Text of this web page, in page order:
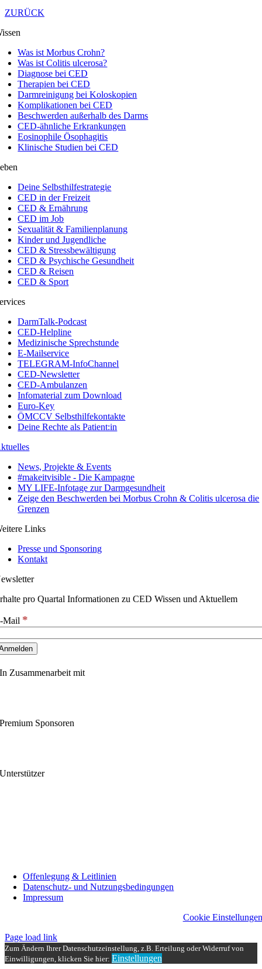
ZURÜCK
Was ist Morbus Crohn?
Was ist Colitis ulcerosa?
Diagnose bei CED
Therapien bei CED
Darmreinigung bei Koloskopien
Komplikationen bei CED
Beschwerden außerhalb des Darms
CED-ähnliche Erkrankungen
Eosinophile Ösophagitis
Klinische Studien bei CED
Deine Selbsthilfestrategie
CED in der Freizeit
CED & Ernährung
CED im Job
Sexualität & Familienplanung
Kinder und Jugendliche
CED & Stressbewältigung
CED & Psychische Gesundheit
CED & Reisen
CED & Sport
DarmTalk-Podcast
CED-Helpline
Medizinische Sprechstunde
E-Mailservice
TELEGRAM-InfoChannel
CED-Newsletter
CED-Ambulanzen
Infomaterial zum Download
Euro-Key
ÖMCCV Selbsthilfekontakte
Deine Rechte als Patient:in
News, Projekte & Events
#makeitvisible - Die Kampagne
MY LIFE-Infotage zur Darmgesundheit
Zeige den Beschwerden bei Morbus Crohn & Colitis ulcerosa die
Grenzen
Links
Presse und Sponsoring
Kontakt
pro Quartal Informationen zu CED Wissen und Aktuellem
Mail *
In Zusammenarbeit mit
Premium Sponsoren
Unterstützer
Offenlegung & Leitlinien
Datenschutz- und Nutzungsbedingungen
Impressum
Cookie Einstellungen
Page load link
Zum Ändern Ihrer Datenschutzeinstellung, z.B. Erteilung oder Widerruf von
Einwilligungen, klicken Sie hier: Einstellungen